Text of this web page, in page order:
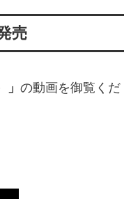
売
の動画を御覧くだ